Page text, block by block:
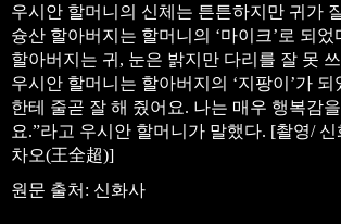
우시안 할머니의 신체는 튼튼하지만 귀가
슝산 할아버지는 할머니의 ‘마이크’로 되
할아버지는 귀, 눈은 밝지만 다리를 잘 못
우시안 할머니는 할아버지의 ‘지팡이’가 되
한테 줄곧 잘 해 줬어요. 나는 매우 행복감
요.”라고 우시안 할머니가 말했다. [촬영/
차오(王全超)]
원문 출처: 신화사